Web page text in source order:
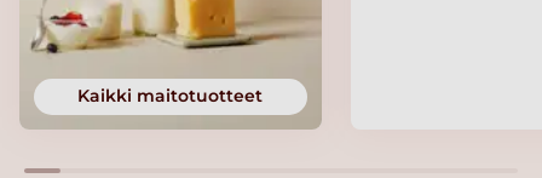
Kaikki maitotuotteet